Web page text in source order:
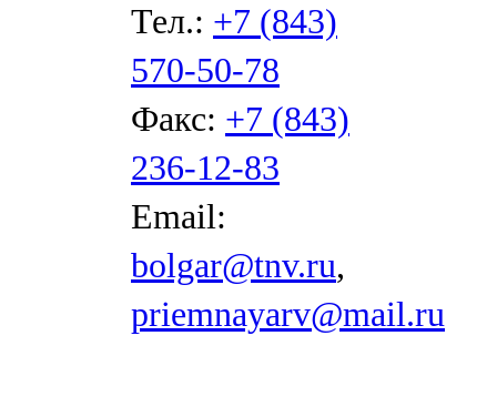
Тел.: +7 (843)
570-50-78
Факс: +7 (843)
236-12-83
Email:
bolgar@tnv.ru,
priemnayarv@mail.ru